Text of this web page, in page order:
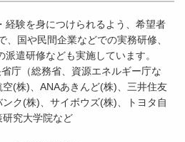
験を身につけられるよう、希望者
、国や民間企業などでの実務研修、
遣研修なども実施しています。
庁（総務省、資源エネルギー庁な
(株)、ANAあきんど(株)、三井住友
ク(株)、サイボウズ(株)、トヨタ自
究大学院など